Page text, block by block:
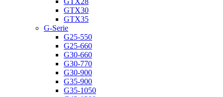
GTX30
GTX35
G-Serie
G25-550
G25-660
G30-660
G30-770
G30-900
G35-900
G35-1050